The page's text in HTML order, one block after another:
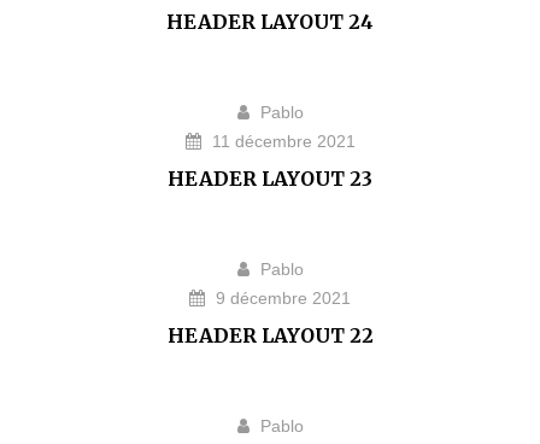
HEADER LAYOUT 24
Pablo
11 décembre 2021
HEADER LAYOUT 23
Pablo
9 décembre 2021
HEADER LAYOUT 22
Pablo